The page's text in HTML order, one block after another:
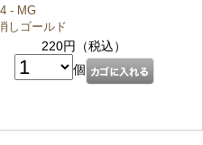
- MG
しゴールド
220円（税込）
個